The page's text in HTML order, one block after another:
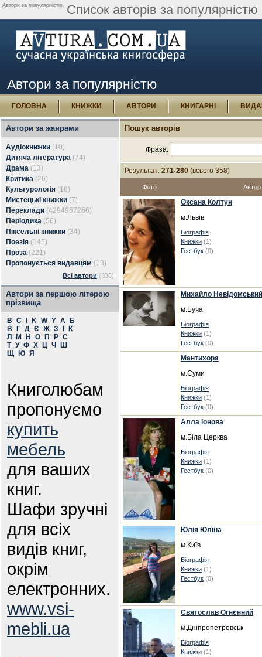
Автори за популярністю. Список авторів за
Автори за популярністю
ГОЛОВНА КНИЖКИ АВТОРИ КНИГАРНІ
Автори за жанрами
Аудіокнижки (10)
Дитяча література (74)
Драма (13)
Критика (26)
Культурологія (18)
Мистецькі книжки (7)
Переклади (4294967266)
Періодика (56)
Піксельні книжки (34)
Поезія (145)
Проза (221)
Пропонується видавцям (13)
Всі автори (336)
Автори за першою літерою
прізвища
B C K W Y А
Б
В
Г Д Є Ж З
К
Л
М Н О П Р С
Т У Ф Х Ц Ч
Ш
Щ
Ю Я
Книголюбам
пропонуємо
купить
мебель
для ваших
книг.
Шафи зручні
для всіх
видів книг,
окрім
електронних.
www.vsi-
mebli.ua
Пошук авторів
Фраза:
Результат: 271-280 (всього 358)
Фото Автор
Оксана Колтун
м.Львів
Біографія
Книжки (1)
Гестбук (0)
Михайло Невідомський
м.Буча
Біографія
Книжки (1)
Гестбук (0)
Мантихора
м.Суми
Біографія
Книжки (1)
Гестбук (0)
Алла Іонова
м.Біла Церква
Біографія
Книжки (1)
Гестбук (0)
Юлія Юліна
м.Київ
Біографія
Книжки (1)
Гестбук (0)
Святослав Огнєнний
м.Дніпропетровськ
Біографія
Книжки (1)